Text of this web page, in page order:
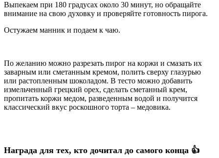
Выпекаем при 180 градусах около 30 минут, но обращайте
внимание на свою духовку и проверяйте готовность пирога.
Остужаем манник и подаем к чаю.
По желанию можно разрезать пирог на коржи и смазать их
заварным или сметанным кремом, полить сверху глазурью
или растопленным шоколадом. В тесто можно добавить
измельченный грецкий орех, сделать сметанный крем,
пропитать коржи медом, разведенным водой и получится
классический вкус роскошного торта – медовика.
Награда для тех, кто дочитал до самого конца 👍